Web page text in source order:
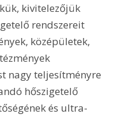
kivitelezőjük
rendszereit
középületek,
nagy teljesítményre
hőszigetelő
és ultra-